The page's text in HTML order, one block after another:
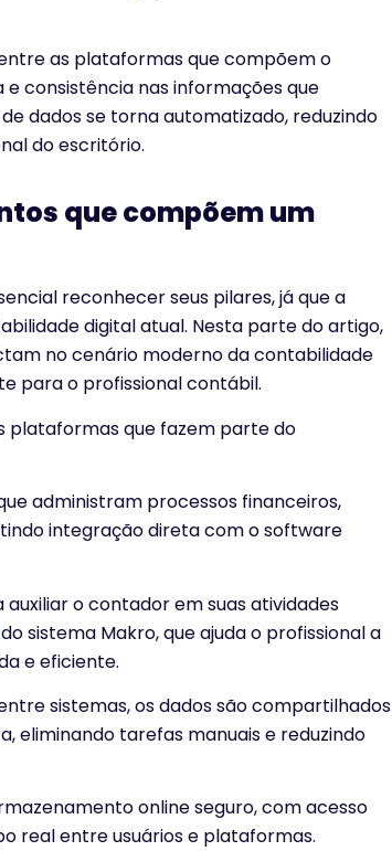
as plataformas que compõem o
consistência nas informações que
dados se torna automatizado, reduzindo
do escritório.
que compõem um
reconhecer seus pilares, já que a
digital atual. Nesta parte do artigo,
no cenário moderno da contabilidade
para o profissional contábil.
plataformas que fazem parte do
administram processos financeiros,
integração direta com o software
auxiliar o contador em suas atividades
do sistema Makro, que ajuda o profissional a
e eficiente.
sistemas, os dados são compartilhados
tarefas manuais e reduzindo
online seguro, com acesso
real entre usuários e plataformas.